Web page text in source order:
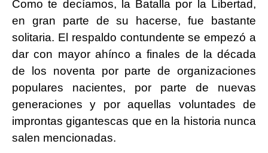
Como te decíamos, la Batalla por la Libertad,
en gran parte de su hacerse, fue bastante
solitaria. El respaldo contundente se empezó a
dar con mayor ahínco a finales de la década
de los noventa por parte de organizaciones
populares nacientes, por parte de nuevas
generaciones y por aquellas voluntades de
improntas gigantescas que en la historia nunca
salen mencionadas.